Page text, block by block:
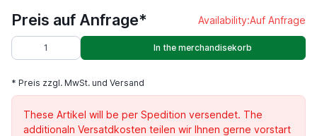
Preis auf Anfrage* Availability:Auf Anfrage
In the merchandisekorb
* Preis zzgl. MwSt. und Versand
These Artikel will be per Spedition versendet. The
additionaln Versatdkosten teilen wir Ihnen gerne vorstart